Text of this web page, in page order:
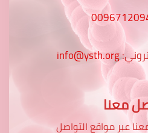
info@ysth.org
معنا
عبر مواقع التواصل